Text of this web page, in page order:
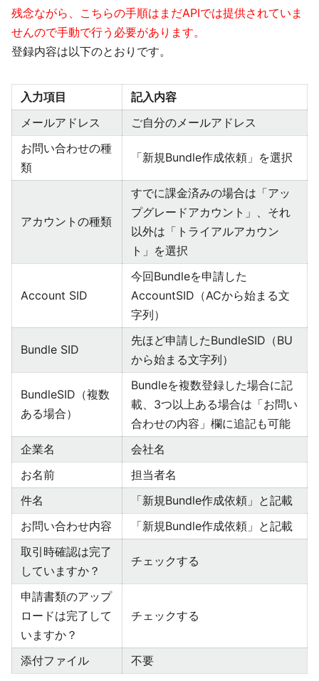
残念ながら、こちらの手順はまだAPIでは提供されていま
せんので手動で行う必要があります。
登録内容は以下のとおりです。
入力項目
記入内容
メールアドレス
ご自分のメールアドレス
お問い合わせの種
類
「新規Bundle作成依頼」を選択
アカウントの種類
すでに課金済みの場合は「アッ
プグレードアカウント」、それ
以外は「トライアルアカウン
ト」を選択
Account SID
今回Bundleを申請した
AccountSID（ACから始まる文
字列）
Bundle SID
先ほど申請したBundleSID（BU
から始まる文字列）
BundleSID（複数
ある場合）
Bundleを複数登録した場合に記
載、3つ以上ある場合は「お問い
合わせの内容」欄に追記も可能
企業名
会社名
お名前
担当者名
件名
「新規Bundle作成依頼」と記載
お問い合わせ内容
「新規Bundle作成依頼」と記載
取引時確認は完了
していますか？
チェックする
申請書類のアップ
ロードは完了して
いますか？
チェックする
添付ファイル 不要